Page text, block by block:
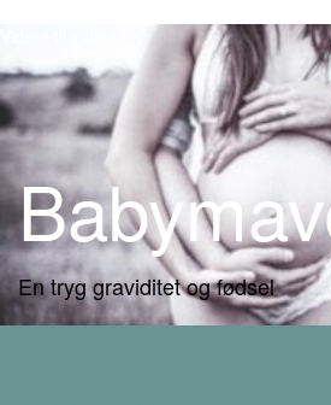
En tryg graviditet og fødsel